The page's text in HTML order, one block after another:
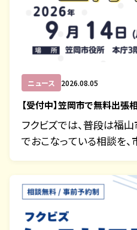
ニュース 2026.08.05
【受付中】笠岡市で無料出張
フクビズでは、普段は福
でおこなっている相談を